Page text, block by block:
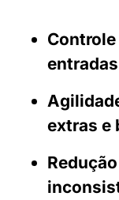
extras e